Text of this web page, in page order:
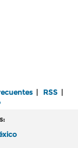
| RSS |